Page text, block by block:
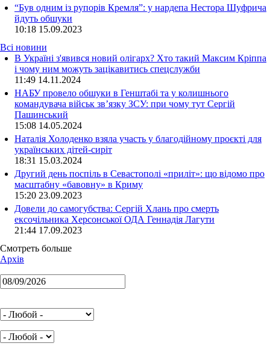
“Був одним із рупорів Кремля”: у нардепа Нестора Шуфрича
йдуть обшуки
10:18 15.09.2023
Всі новини
В Україні з'явився новий олігарх? Хто такий Максим Кріппа
і чому ним можуть зацікавитись спецслужби
11:49 14.11.2024
НАБУ провело обшуки в Генштабі та у колишнього
командувача військ зв’язку ЗСУ: при чому тут Сергій
Пашинський
15:08 14.05.2024
Наталія Холоденко взяла участь у благодійному проєкті для
українських дітей-сиріт
18:31 15.03.2024
Другий день поспіль в Севастополі «приліт»: що відомо про
масштабну «бавовну» в Криму
15:20 23.09.2023
Довели до самогубства: Сергій Хлань про смерть
ексочільника Херсонської ОДА Геннадія Лагути
21:44 17.09.2023
Смотреть больше
Архів